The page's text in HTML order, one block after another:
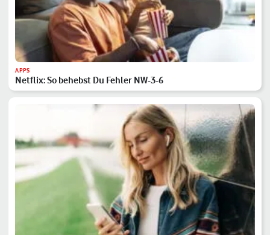
APPS
Netflix: So behebst Du Fehler NW-3-6